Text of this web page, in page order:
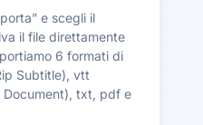
e scegli il
il file direttamente
6 formati di
Subtitle), vtt
Document), txt, pdf e